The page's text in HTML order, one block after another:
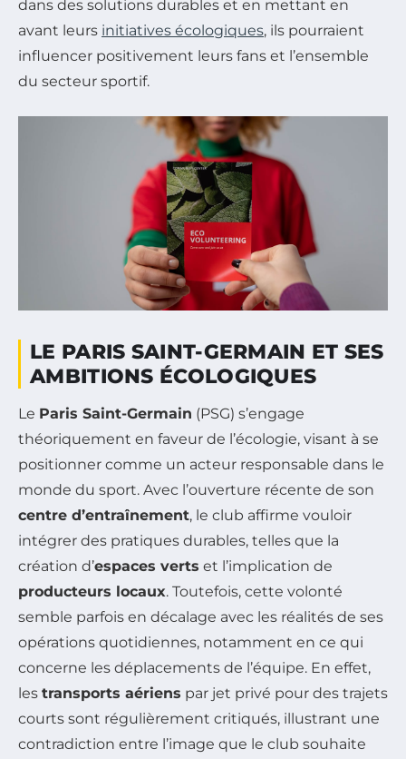
dans des solutions durables et en mettant en
avant leurs initiatives écologiques, ils pourraient
influencer positivement leurs fans et l’ensemble
du secteur sportif.
LE PARIS SAINT-GERMAIN ET SES
AMBITIONS ÉCOLOGIQUES
Le Paris Saint-Germain (PSG) s’engage
théoriquement en faveur de l’écologie, visant à se
positionner comme un acteur responsable dans le
monde du sport. Avec l’ouverture récente de son
centre d’entraînement, le club affirme vouloir
intégrer des pratiques durables, telles que la
création d’espaces verts et l’implication de
producteurs locaux. Toutefois, cette volonté
semble parfois en décalage avec les réalités de ses
opérations quotidiennes, notamment en ce qui
concerne les déplacements de l’équipe. En effet,
les transports aériens par jet privé pour des trajets
courts sont régulièrement critiqués, illustrant une
contradiction entre l’image que le club souhaite